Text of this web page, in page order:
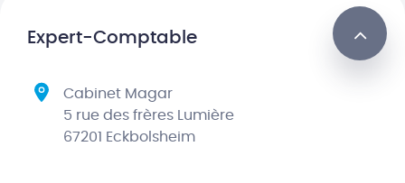
Expert-Comptable
Cabinet Magar
5 rue des frères Lumière
67201 Eckbolsheim